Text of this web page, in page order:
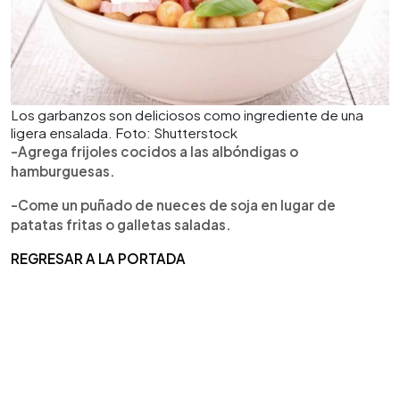
Los garbanzos son deliciosos como ingrediente de una
ligera ensalada. Foto: Shutterstock
-Agrega frijoles cocidos a las albóndigas o
hamburguesas.
-Come un puñado de nueces de soja en lugar de
patatas fritas o galletas saladas.
REGRESAR A LA PORTADA